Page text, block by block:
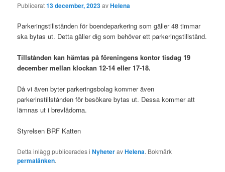
Publicerat13 december, 2023avHelena
Parkeringstillstånden för boendeparkering som gäller 48 timmar
ska bytas ut. Detta gäller dig som behöver ett parkeringstillstånd.
Tillstånden kan hämtas på föreningens kontor tisdag 19
december mellan klockan 12-14 eller 17-18.
Då vi även byter parkeringsbolag kommer även
parkerinstillstånden för besökare bytas ut. Dessa kommer att
lämnas ut i brevlådorna.
Styrelsen BRF Katten
Detta inlägg publicerades iNyheteravHelena. Bokmärk
permalänken.